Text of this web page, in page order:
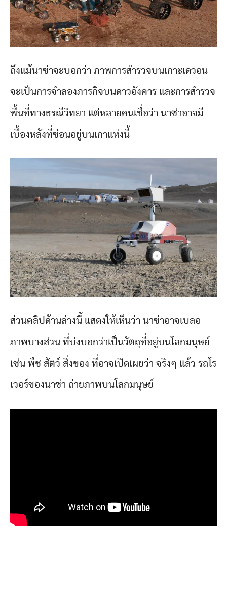
ถึงแม้นาซ่าจะบอกว่า ภาพการสำรวจบนเกาะเดวอน
จะเป็นการจำลองภารกิจบนดาวอังคาร และการสำรวจ
พื้นที่ทางธรณีวิทยา แต่หลายคนเชื่อว่า นาซ่าอาจมี
เบื้องหลังที่ซ่อนอยู่บนเกาแห่งนี้
ส่วนคลิปด้านล่างนี้ แสดงให้เห็นว่า นาซ่าอาจเบลอ
ภาพบางส่วน ที่บ่งบอกว่าเป็นวัตถุที่อยู่บนโลกมนุษย์
เช่น พืช สัตว์ สิ่งของ ที่อาจเปิดเผยว่า จริงๆ แล้ว รถโร
เวอร์ของนาซ่า ถ่ายภาพบนโลกมนุษย์